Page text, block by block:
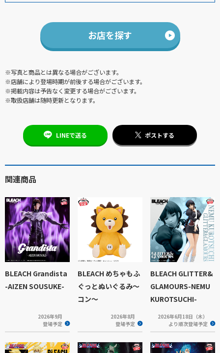
お店を探す
※写真と商品とは異なる場合がございます。
※店舗により登場時期が前後する場合がございます。
※掲載内容は予告なく変更する場合がございます。
※取扱店舗は随時更新となります。
LINEで送る ポストする
関連商品
BLEACH Grandista
-AIZEN SOUSUKE-
2026年9月
登場予定
BLEACH めちゃもふ
ぐっとぬいぐるみ～
コン～
2026年8月
登場予定
BLEACH GLITTER&
GLAMOURS-NEMU
KUROTSUCHI-
2026年6月18日（木）
より順次登場予定